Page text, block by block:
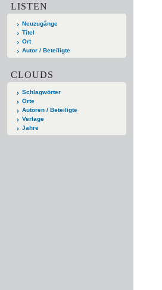
LISTEN
Neuzugänge
Titel
Ort
Autor / Beteiligte
CLOUDS
Schlagwörter
Orte
Autoren / Beteiligte
Verlage
Jahre